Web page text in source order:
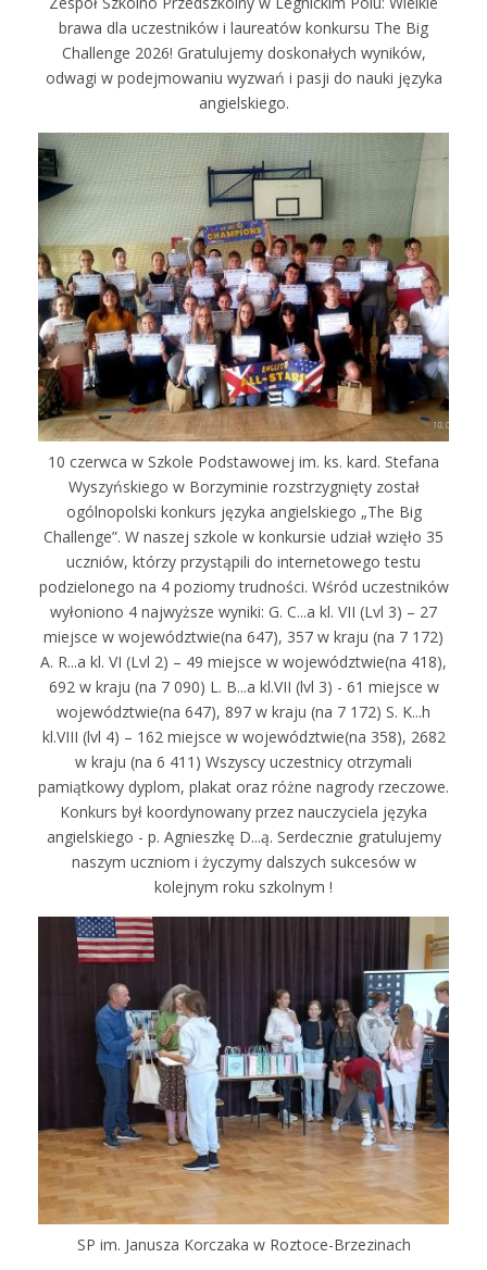
brawa dla uczestników i laureatów konkursu The Big
Challenge 2026! Gratulujemy doskonałych wyników,
odwagi w podejmowaniu wyzwań i pasji do nauki języka
angielskiego.
10 czerwca w Szkole Podstawowej im. ks. kard. Stefana
Wyszyńskiego w Borzyminie rozstrzygnięty został
ogólnopolski konkurs języka angielskiego „The Big
Challenge”. W naszej szkole w konkursie udział wzięło 35
uczniów, którzy przystąpili do internetowego testu
podzielonego na 4 poziomy trudności. Wśród uczestników
wyłoniono 4 najwyższe wyniki: G. C...a kl. VII (Lvl 3) – 27
miejsce w województwie(na 647), 357 w kraju (na 7 172)
A. R...a kl. VI (Lvl 2) – 49 miejsce w województwie(na 418),
692 w kraju (na 7 090) L. B...a kl.VII (lvl 3) - 61 miejsce w
województwie(na 647), 897 w kraju (na 7 172) S. K...h
kl.VIII (lvl 4) – 162 miejsce w województwie(na 358), 2682
w kraju (na 6 411) Wszyscy uczestnicy otrzymali
pamiątkowy dyplom, plakat oraz różne nagrody rzeczowe.
Konkurs był koordynowany przez nauczyciela języka
angielskiego - p. Agnieszkę D...ą. Serdecznie gratulujemy
naszym uczniom i życzymy dalszych sukcesów w
kolejnym roku szkolnym !
SP im. Janusza Korczaka w Roztoce-Brzezinach